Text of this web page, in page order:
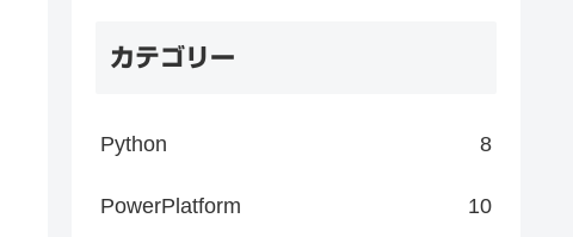
カテゴリー
Python 8
PowerPlatform 10